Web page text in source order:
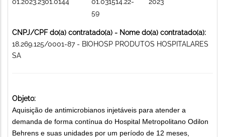
59
CNPJ/CPF do(a) contratado(a) - Nome do(a) contratado(a):
18.269.125/0001-87 - BIOHOSP PRODUTOS HOSPITALARES
SA
Objeto:
Aquisição de antimicrobianos injetáveis para atender a
demanda de forma contínua do Hospital Metropolitano Odilon
Behrens e suas unidades por um período de 12 meses,